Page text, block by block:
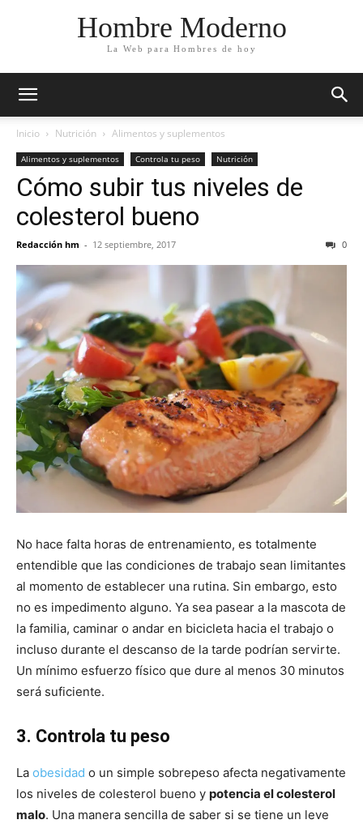
Hombre Moderno
La Web para Hombres de hoy
Inicio Nutrición Alimentos y suplementos
Alimentos y suplementos Controla tu peso Nutrición
Cómo subir tus niveles de
colesterol bueno
Redacción hm - 12 septiembre, 2017 0
No hace falta horas de entrenamiento, es totalmente
entendible que las condiciones de trabajo sean limitantes
al momento de establecer una rutina. Sin embargo, esto
no es impedimento alguno. Ya sea pasear a la mascota de
la familia, caminar o andar en bicicleta hacia el trabajo o
incluso durante el descanso de la tarde podrían servirte.
Un mínimo esfuerzo físico que dure al menos 30 minutos
será suficiente.
3. Controla tu peso
La obesidad o un simple sobrepeso afecta negativamente
los niveles de colesterol bueno y potencia el colesterol
malo. Una manera sencilla de saber si se tiene un leve